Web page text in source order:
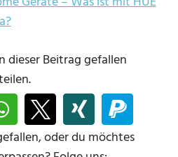
dieser Beitrag gefallen
oder du möchtes